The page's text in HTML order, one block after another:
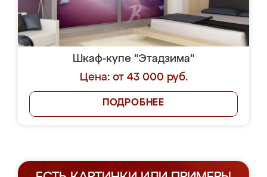
Шкаф-купе "Этадзима"
Цена: от 43 000 руб.
ПОДРОБНЕЕ